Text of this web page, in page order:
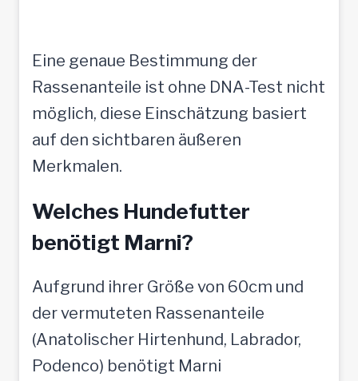
Eine genaue Bestimmung der
Rassenanteile ist ohne DNA-Test nicht
möglich, diese Einschätzung basiert
auf den sichtbaren äußeren
Merkmalen.
Welches Hundefutter
benötigt Marni?
Aufgrund ihrer Größe von 60cm und
der vermuteten Rassenanteile
(Anatolischer Hirtenhund, Labrador,
Podenco) benötigt Marni